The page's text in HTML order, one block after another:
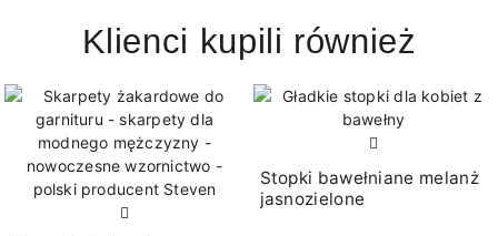
Klienci kupili również
Stopki bawełniane melanż
jasnozielone